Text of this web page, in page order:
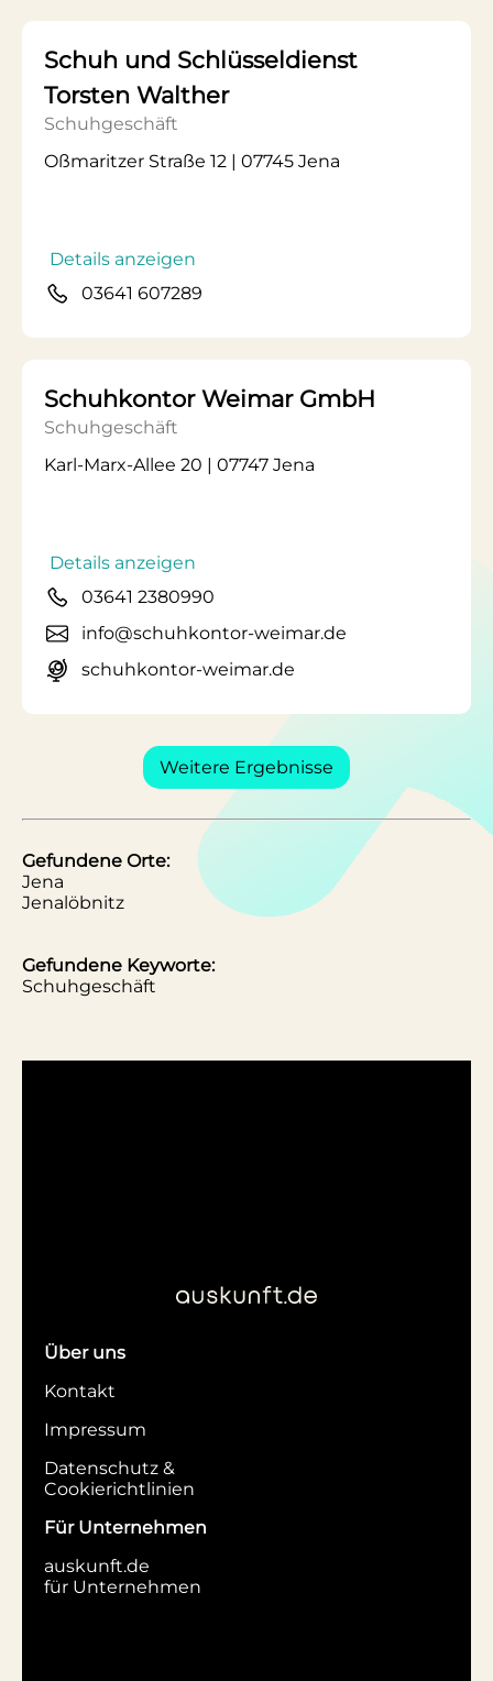
Schuh und Schlüsseldienst
Torsten Walther
Schuhgeschäft
Oßmaritzer Straße 12 | 07745 Jena
Details anzeigen
03641 607289
Schuhkontor Weimar GmbH
Schuhgeschäft
Karl-Marx-Allee 20 | 07747 Jena
Details anzeigen
03641 2380990
info@schuhkontor-weimar.de
schuhkontor-weimar.de
Weitere Ergebnisse
Gefundene Orte:
Jena
Jenalöbnitz
Gefundene Keyworte:
Schuhgeschäft
Über uns
Kontakt
Impressum
Datenschutz &
Cookierichtlinien
Für Unternehmen
auskunft.de
für Unternehmen